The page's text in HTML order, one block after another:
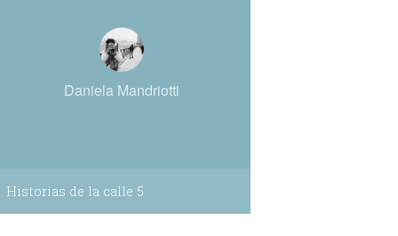
Daniela Mandriotti
Historias de la calle 5